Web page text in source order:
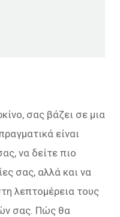
σας βάζει σε μια
είναι
να δείτε πιο
σας, αλλά και να
λεπτομέρεια τους
σας. Πώς θα